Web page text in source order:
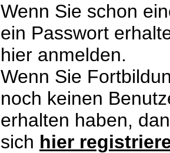
Wenn Sie schon
ein Passwort
hier anmelden.
Wenn Sie
noch keinen
erhalten haben,
sich hier